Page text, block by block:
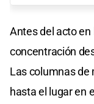
Antes del acto en
concentración
Las columnas
hasta el lugar en